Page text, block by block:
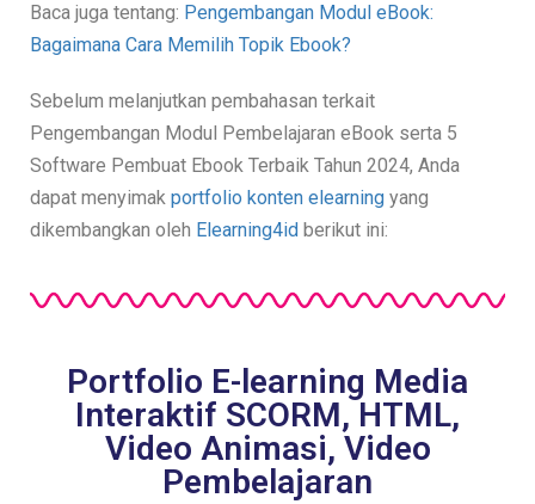
Baca juga tentang: Pengembangan Modul eBook:
Bagaimana Cara Memilih Topik Ebook?
Sebelum melanjutkan pembahasan terkait
Pengembangan Modul Pembelajaran eBook serta 5
Software Pembuat Ebook Terbaik Tahun 2024, Anda
dapat menyimak portfolio konten elearning yang
dikembangkan oleh Elearning4id berikut ini:
Portfolio E-learning Media
Interaktif SCORM, HTML,
Video Animasi, Video
Pembelajaran